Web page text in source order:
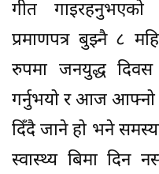
गीत
प्रमाणपत्र बुझ्नै ८
रुपमा जनयुद्ध दिवस
गर्नुभयो र आज आफ्नो
दिँदै जाने हो भने
स्वास्थ्य बिमा दिन